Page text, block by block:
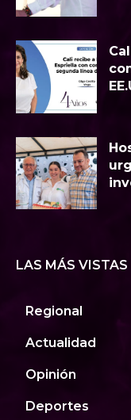
LAS MÁS VISTAS
Regional
Actualidad
Opinión
Deportes